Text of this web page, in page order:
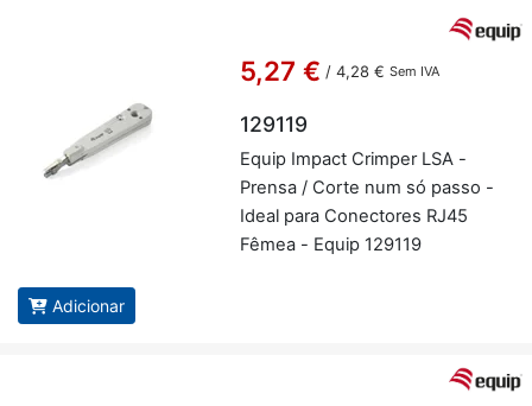
5,27 € / 4,28 € Sem IVA
129119
Equip Im­pact Crimper LSA -
Prensa / Corte num só passo -
Ideal para Co­nec­tores RJ45
Fêmea - Equip 129119
Adicionar